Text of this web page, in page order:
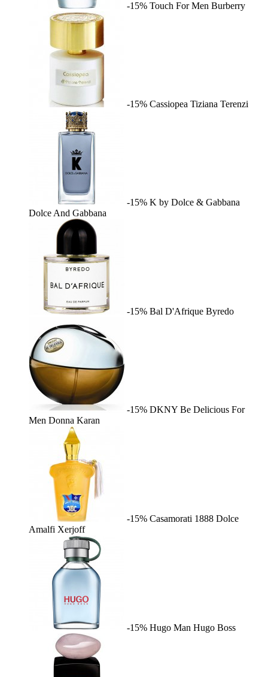
-15% Touch For Men Burberry
-15% Cassiopea Tiziana Terenzi
-15% K by Dolce & Gabbana
Dolce And Gabbana
-15% Bal D'Afrique Byredo
-15% DKNY Be Delicious For
Men Donna Karan
-15% Casamorati 1888 Dolce
Amalfi Xerjoff
-15% Hugo Man Hugo Boss